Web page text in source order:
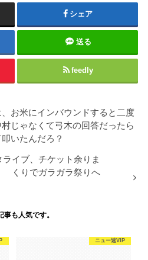
シェア
送る
feedly
お米にインバウンドすると二度
じゃなくて弓木の回答だったら
叩いたんだろ？
ライブ、チケット余りま
くりでガラガラ祭りへ
事も人気です。
ニュー速VIP